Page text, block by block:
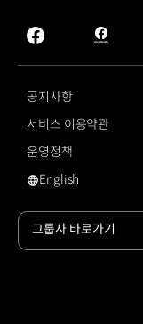
facebook
hmg
journal
공지사항
서비스 이용약관
운영정책
영문 사이트로 이동
English
그룹사 바로가기